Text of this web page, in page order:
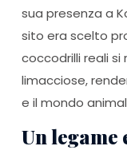
sua presenza a
sito era scelto
coccodrilli reali si
limacciose,
e il mondo
Un legame